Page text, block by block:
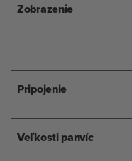
Zobrazenie
Pripojenie
Veľkosti panvíc